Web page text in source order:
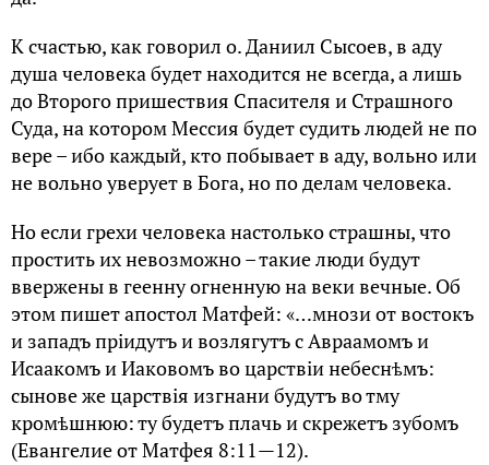
К счастью, как говорил о. Даниил Сысоев, в аду
душа человека будет находится не всегда, а лишь
до Второго пришествия Спасителя и Страшного
Суда, на котором Мессия будет судить людей не по
вере – ибо каждый, кто побывает в аду, вольно или
не вольно уверует в Бога, но по делам человека.
Но если грехи человека настолько страшны, что
простить их невозможно – такие люди будут
ввержены в геенну огненную на веки вечные. Об
этом пишет апостол Матфей: «…мнози от востокъ
и западъ прiидутъ и возлягутъ с Авраамомъ и
Исаакомъ и Иаковомъ во царствiи небеснѣмъ:
сынове же царствiя изгнани будутъ во тму
кромѣшнюю: ту будетъ плачь и скрежетъ зубомъ
(Евангелие от Матфея 8:11—12).